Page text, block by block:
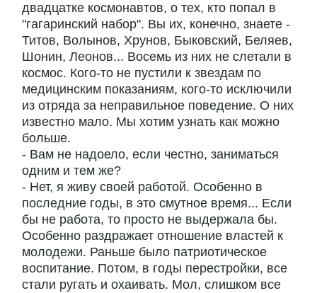
двадцатке космонавтов, о тех, кто попал в
"гагаринский набор". Вы их, конечно, знаете -
Титов, Волынов, Хрунов, Быковский, Беляев,
Шонин, Леонов... Восемь из них не слетали в
космос. Кого-то не пустили к звездам по
медицинским показаниям, кого-то исключили
из отряда за неправильное поведение. О них
известно мало. Мы хотим узнать как можно
больше.
- Вам не надоело, если честно, заниматься
одним и тем же?
- Нет, я живу своей работой. Особенно в
последние годы, в это смутное время... Если
бы не работа, то просто не выдержала бы.
Особенно раздражает отношение властей к
молодежи. Раньше было патриотическое
воспитание. Потом, в годы перестройки, все
стали ругать и охаивать. Мол, слишком все